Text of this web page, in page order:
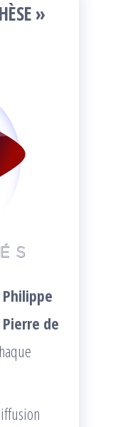
»
Philippe
Pierre de